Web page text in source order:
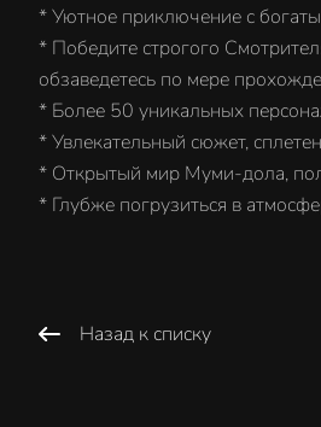
* Уютное приключение с
* Победите строгого
обзаведетесь по мере
* Более 50 уникальных
* Увлекательный сюжет,
* Открытый мир Муми-дола,
* Глубже погрузиться в
Назад к списку